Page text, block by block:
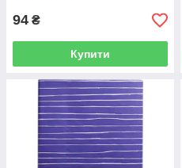
94 ₴
Купити